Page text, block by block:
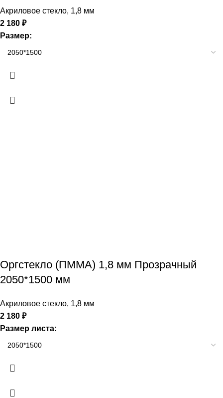
Акриловое стекло, 1,8 мм
2 180 ₽
Размер:
Оргстекло (ПММА) 1,8 мм Прозрачный
2050*1500 мм
Акриловое стекло, 1,8 мм
2 180 ₽
Размер листа: